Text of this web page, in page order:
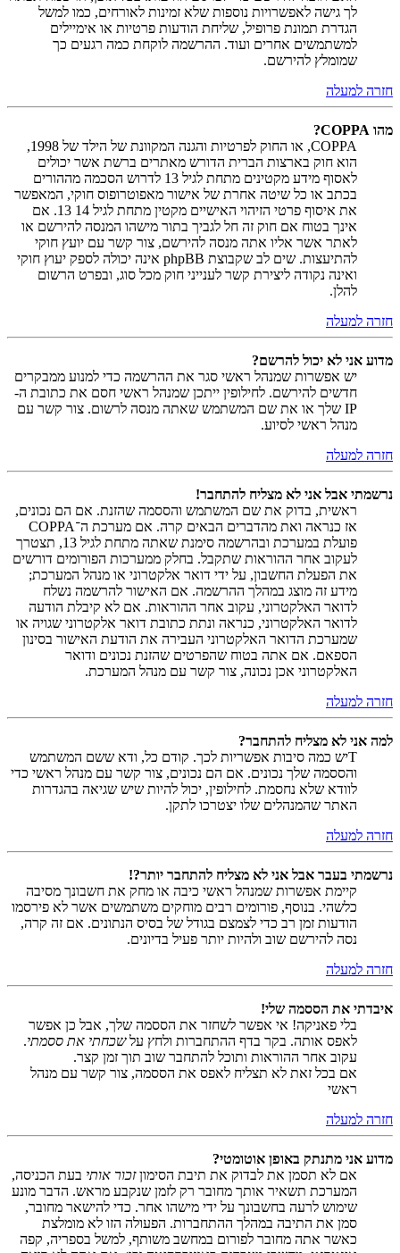
לך גישה לאפשרויות נוספות שלא זמינות לאורחים, כמו למשל
הגדרת תמונת פרופיל, שליחת הודעות פרטיות או אימיילים
למשתמשים אחרים ועוד. ההרשמה לוקחת כמה רגעים כך
שמומלץ להירשם.
חזרה למעלה
מהו COPPA?
COPPA, או החוק לפרטיות והגנה המקוונת של הילד של 1998,
הוא חוק בארצות הברית הדורש מאתרים ברשת אשר יכולים
לאסוף מידע מקטינים מתחת לגיל 13 לדרוש הסכמה מההורים
בכתב או כל שיטה אחרת של אישור מאפוטרופוס חוקי, המאפשר
את איסוף פרטי הזיהוי האישיים מקטין מתחת לגיל 14 13. אם
אינך בטוח אם חוק זה חל לגביך בתור מישהו המנסה להירשם או
לאתר אשר אליו אתה מנסה להירשם, צור קשר עם יועץ חוקי
להתיעצות. שים לב שקבוצת phpBB אינה יכולה לספק יעוץ חוקי
ואינה נקודה ליצירת קשר לענייני חוק מכל סוג, ובפרט הרשום
להלן.
חזרה למעלה
מדוע אני לא יכול להרשם?
יש אפשרות שמנהל ראשי סגר את ההרשמה כדי למנוע ממבקרים
חדשים להירשם. לחילופין ייתכן שמנהל ראשי חסם את כתובת ה-
IP שלך או את שם המשתמש שאתה מנסה לרשום. צור קשר עם
מנהל ראשי לסיוע.
חזרה למעלה
נרשמתי אבל אני לא מצליח להתחבר!
ראשית, בדוק את שם המשתמש והססמה שהזנת. אם הם נכונים,
אז כנראה ואת מהדברים הבאים קרה. אם מערכת ה־COPPA
פועלת במערכת ובהרשמה סימנת שאתה מתחת לגיל 13, תצטרך
לעקוב אחר ההוראות שתקבל. בחלק ממערכות הפורומים דורשים
את הפעלת החשבון, על ידי דואר אלקטרוני או מנהל המערכת;
מידע זה מוצג במהלך ההרשמה. אם האישור להרשמה נשלח
לדואר האלקטרוני, עקוב אחר ההוראות. אם לא קיבלת הודעה
לדואר האלקטרוני, כנראה ונתת כתובת דואר אלקטרוני שגויה או
שמערכת הדואר האלקטרוני העבירה את הודעת האישור בסינון
הספאם. אם אתה בטוח שהפרטים שהזנת נכונים ודואר
האלקטרוני אכן נכונה, צור קשר עם מנהל המערכת.
חזרה למעלה
למה אני לא מצליח להתחבר?
Tיש כמה סיבות אפשריות לכך. קודם כל, ודא ששם המשתמש
והססמה שלך נכונים. אם הם נכונים, צור קשר עם מנהל ראשי כדי
לוודא שלא נחסמת. לחילופין, יכול להיות שיש שגיאה בהגדרות
האתר שהמנהלים שלו יצטרכו לתקן.
חזרה למעלה
נרשמתי בעבר אבל אני לא מצליח להתחבר יותר?!
קיימת אפשרות שמנהל ראשי כיבה או מחק את חשבונך מסיבה
כלשהי. בנוסף, פורומים רבים מוחקים משתמשים אשר לא פירסמו
הודעות זמן רב כדי לצמצם בגודל של בסיס הנתונים. אם זה קרה,
נסה להירשם שוב ולהיות יותר פעיל בדיונים.
חזרה למעלה
איבדתי את הססמה שלי!
בלי פאניקה! אי אפשר לשחזר את הססמה שלך, אבל כן אפשר
לאפס אותה. בקר בדף ההתחברות ולחץ עלשכחתי את ססמתי.
עקוב אחר ההוראות ותוכל להתחבר שוב תוך זמן קצר.
אם בכל זאת לא תצליח לאפס את הססמה, צור קשר עם מנהל
ראשי
חזרה למעלה
מדוע אני מתנתק באופן אוטומטי?
אם לא תסמן את לבדוק את תיבת הסימוןזכור אותי בעת הכניסה,
המערכת תשאיר אותך מחובר רק לזמן שנקבע מראש. הדבר מונע
שימוש לרעה בחשבונך על ידי מישהו אחר. כדי להישאר מחובר,
סמן את התיבה במהלך ההתחברות. הפעולה הזו לא מומלצת
כאשר אתה מחובר לפורום במחשב משותף, למשל בספריה, קפה